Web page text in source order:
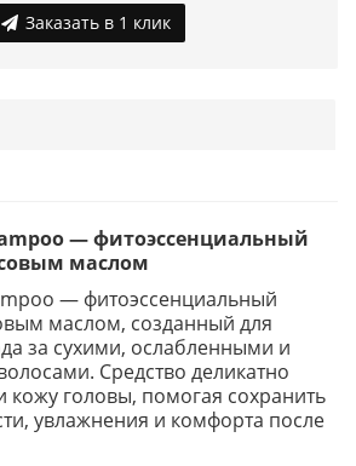
Заказать в 1 клик
— фитоэссенциальный
маслом
— фитоэссенциальный
маслом, созданный для
за сухими, ослабленными и
Средство деликатно
головы, помогая сохранить
увлажнения и комфорта после